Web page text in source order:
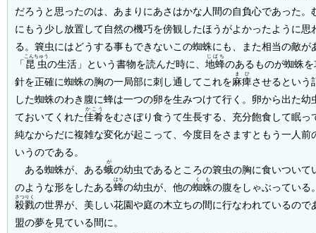
だろうと思ったのは、あまりにあさはかな人間の自負心であった。
にもう少し放置して自然の機巧を傍観したほうがよかったように思
る。簔虫にはどうする事もできないこの蜘蛛にも、また相当の敵が
「 昆虫
こんちゅう
の生活」という書物を読んだ時に、地蜂
じばち
のあるものが蜘蛛
針を正確に蜘蛛の胸の一局部に刺し通してこれを麻痺
まひ
させるという
した蜘蛛のわき腹に蜂は一つの卵を生みつけて行く。卵から出た幼
ておいてくれた佳肴
かこう
をむさぼり食うて生長する、充分飽食して眠っ
純なからだに複雑な変化が起こって、今度目をさますともう一人前
いうのである。
ある蜘蛛が、ある蛾
が
の幼虫であるところの簔虫の胸に食いついて
のような形をしたある蜂
はち
の幼虫が、他の蜘蛛
くも
の腹をしゃぶっている
殺戮
さつりく
の世界が、美しい花園や庭の木立ちの間に行なわれているので
盟の夢を見ている間に。